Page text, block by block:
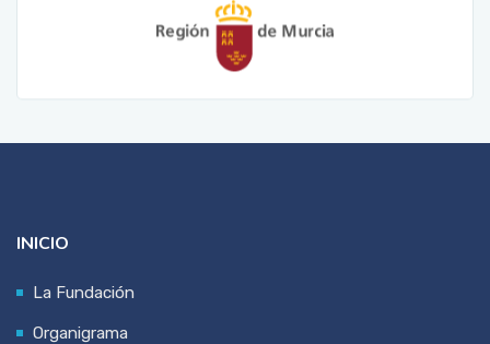
INICIO
La Fundación
Organigrama